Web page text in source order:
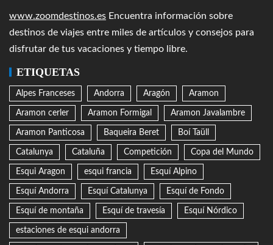
www.zoomdestinos.es Encuentra información sobre
destinos de viajes entre miles de artículos y consejos para
disfrutar de tus vacaciones y tiempo libre.
ETIQUETAS
Alpes Franceses Andorra Aragón Aramon
Aramon cerler Aramon Formigal Aramon Javalambre
Aramon Panticosa Baqueira Beret Boí Taüll
Catalunya Cataluña Competición Copa del Mundo
Esqui Aragon esqui francia Esquí Alpino
Esquí Andorra Esquí Catalunya Esquí de Fondo
Esquí de montaña Esquí de travesía Esquí Nórdico
estaciones de esqui andorra